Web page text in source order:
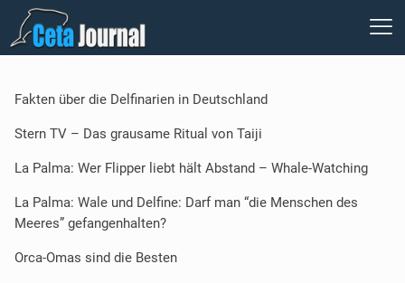
Fakten über die Delfinarien in Deutschland
Stern TV – Das grausame Ritual von Taiji
La Palma: Wer Flipper liebt hält Abstand – Whale-Watching
La Palma: Wale und Delfine: Darf man “die Menschen des
Meeres” gefangenhalten?
Orca-Omas sind die Besten